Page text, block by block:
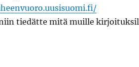
tiedätte mitä muille